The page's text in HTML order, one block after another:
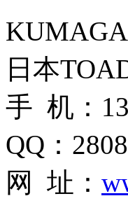
日本
手 机：
QQ：
网 址：